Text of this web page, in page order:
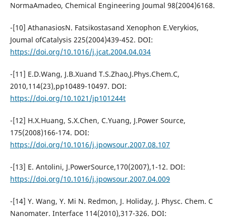
NormaAmadeo, Chemical Engineering Joumal 98(2004)6168.
-[10] AthanasiosN. Fatsikostasand Xenophon E.Verykios,
Joumal ofCatalysis 225(2004)439-452. DOI:
https://doi.org/10.1016/j.jcat.2004.04.034
-[11] E.D.Wang, J.B.Xuand T.S.Zhao,J.Phys.Chem.C,
2010,114(23),pp10489-10497. DOI:
https://doi.org/10.1021/jp101244t
-[12] H.X.Huang, S.X.Chen, C.Yuang, J.Power Source,
175(2008)166-174. DOI:
https://doi.org/10.1016/j.jpowsour.2007.08.107
-[13] E. Antolini, J.PowerSource,170(2007),1-12. DOI:
https://doi.org/10.1016/j.jpowsour.2007.04.009
-[14] Y. Wang, Y. Mi N. Redmon, J. Holiday, J. Physc. Chem. C
Nanomater. Interface 114(2010),317-326. DOI: